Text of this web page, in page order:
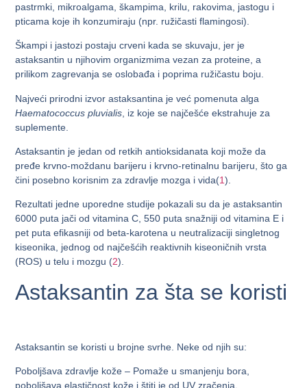
pastrmki, mikroalgama, škampima, krilu, rakovima, jastogu i
pticama koje ih konzumiraju (npr. ružičasti flamingosi).
Škampi i jastozi postaju crveni kada se skuvaju, jer je
astaksantin u njihovim organizmima vezan za proteine, a
prilikom zagrevanja se oslobađa i poprima ružičastu boju.
Najveći prirodni izvor astaksantina je već pomenuta alga
Haematococcus pluvialis , iz koje se najčešće ekstrahuje za
suplemente.
Astaksantin je jedan od retkih antioksidanata koji može da
pređe krvno-moždanu barijeru i krvno-retinalnu barijeru, što ga
čini posebno korisnim za zdravlje mozga i vida(1).
Rezultati jedne uporedne studije pokazali su da je astaksantin
6000 puta jači od vitamina C, 550 puta snažniji od vitamina E i
pet puta efikasniji od beta-karotena u neutralizaciji singletnog
kiseonika, jednog od najčešćih reaktivnih kiseoničnih vrsta
(ROS) u telu i mozgu (2).
Astaksantin za šta se koristi
Astaksantin se koristi u brojne svrhe. Neke od njih su:
Poboljšava zdravlje kože – Pomaže u smanjenju bora,
poboljšava elastičnost kože i štiti je od UV zračenja.